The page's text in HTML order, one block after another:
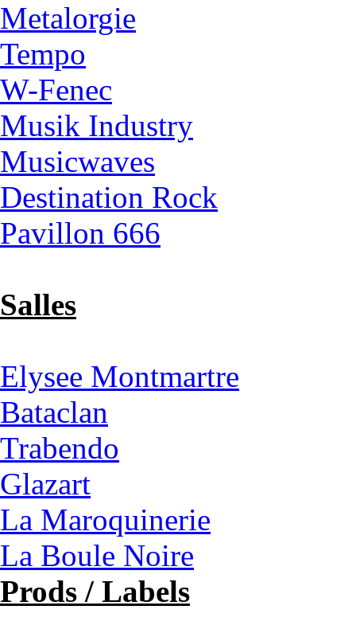
Metalorgie
Tempo
W-Fenec
Musik Industry
Musicwaves
Destination Rock
Pavillon 666
Salles
Elysee Montmartre
Bataclan
Trabendo
Glazart
La Maroquinerie
La Boule Noire
Prods / Labels